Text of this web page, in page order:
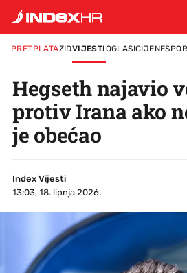
PRETPLATAZIDVIJESTIOGLASICIJENE
Hegseth najavio
protiv Irana ako
je obećao
Index Vijesti
13:03, 18. lipnja 2026.